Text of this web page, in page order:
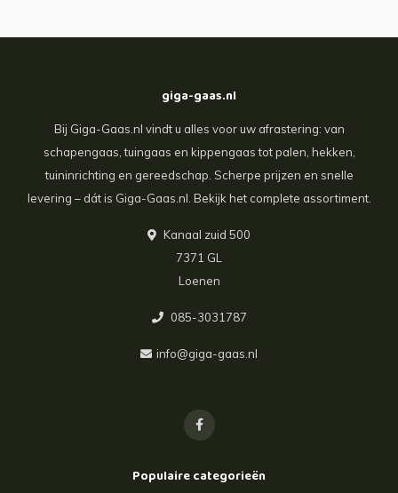
giga-gaas.nl
Bij Giga-Gaas.nl vindt u alles voor uw afrastering: van
schapengaas, tuingaas en kippengaas tot palen, hekken,
tuininrichting en gereedschap. Scherpe prijzen en snelle
levering – dát is Giga-Gaas.nl. Bekijk het complete assortiment.
Kanaal zuid 500
7371 GL
Loenen
085-3031787
info@giga-gaas.nl
Populaire categorieën